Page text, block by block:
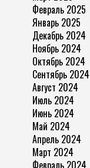
Февраль 2025
Январь 2025
Декабрь 2024
Ноябрь 2024
Октябрь 2024
Сентябрь 2024
Август 2024
Июль 2024
Июнь 2024
Май 2024
Апрель 2024
Март 2024
Февраль 2024